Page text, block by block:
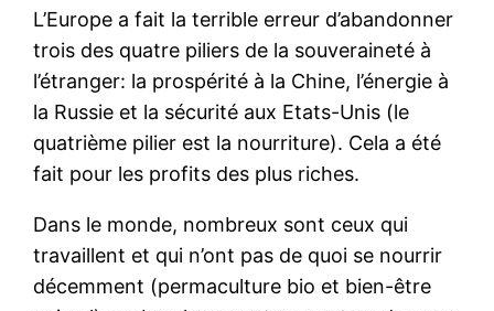
L’Europe a fait la terrible erreur d’abandonner
trois des quatre piliers de la souveraineté à
l’étranger: la prospérité à la Chine, l’énergie à
la Russie et la sécurité aux Etats-Unis (le
quatrième pilier est la nourriture). Cela a été
fait pour les profits des plus riches.
Dans le monde, nombreux sont ceux qui
travaillent et qui n’ont pas de quoi se nourrir
décemment (permaculture bio et bien-être